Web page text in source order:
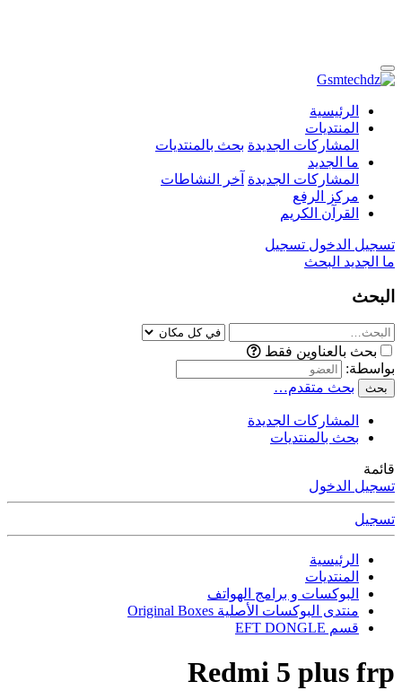
الرئيسية
المنتديات
المشاركات الجديدة بحث بالمنتديات
ما الجديد
المشاركات الجديدة آخر النشاطات
مركز الرفع
القرآن الكريم
تسجيل الدخول تسجيل
ما الجديد البحث
البحث
بحث بالعناوين فقط
بواسطة:
بحث بحث متقدم…
المشاركات الجديدة
بحث بالمنتديات
قائمة
تسجيل الدخول
تسجيل
الرئيسية
المنتديات
البوكسات و برامج الهواتف
منتدى البوكسات الأصلية Original Boxes
قسم EFT DONGLE
Redmi 5 plus frp